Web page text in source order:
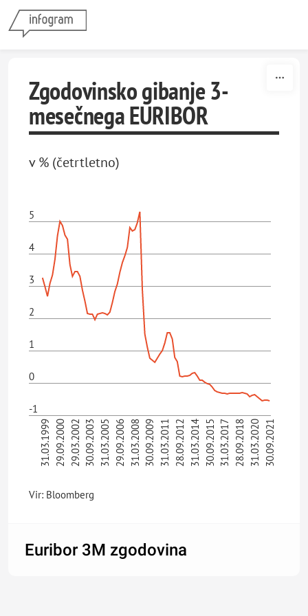
Zgodovinsko gibanje 3-
mesečnega EURIBOR
v % (četrtletno)
-1
0
1
2
3
4
5
31.03.199929.09.200029.03.200230.09.200331.03.200529.09.200631.03.200830.09.200931.03.201128.09.201231.03.201430.09.201531.03.201728.09.201831.03.202030.09.2021
Vir: Bloomberg
Euribor 3M zgodovina